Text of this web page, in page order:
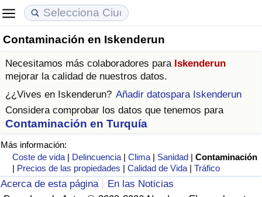
Contaminación en Iskenderun
Necesitamos más colaboradores para Iskenderun
mejorar la calidad de nuestros datos.
¿¿Vives en Iskenderun? Añadir datospara Iskenderun
Considera comprobar los datos que tenemos para
Contaminación en Turquía
Más información:
Coste de vida | Delincuencia |Clima | Sanidad |Contaminación
| Precios de las propiedades |Calidad de Vida |Tráfico
Acerca de esta página
En las Noticias
Coste de vida
Índice de Costo de Vida (Actual)
Índice de Costo de Vida
Índice de costo de vida por país
en aqaba
Precios de las propiedades
Índice de Precios de Inmuebles (Actual)
Índice de Precios de Inmuebles
Índice de Precios de Inmuebles por País
Calidad de Vida
Índice de Calidad de Vida
Índice de Calidad de Vida (Actual)
Índice de calidad de vida por país
Delincuencia
Calificación del Índice de Criminalidad